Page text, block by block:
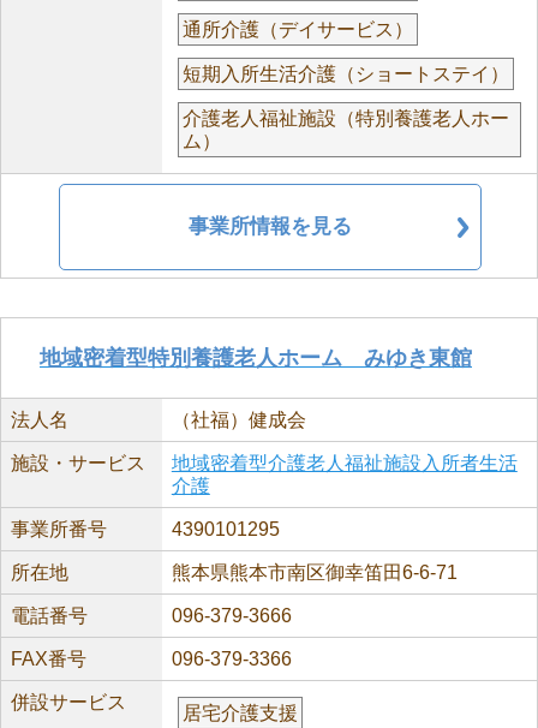
通所介護（デイサービス）
短期入所生活介護（ショートステイ）
介護老人福祉施設（特別養護老人ホー
ム）
事業所情報を見る
地域密着型特別養護老人ホーム みゆき東館
法人名 （社福）健成会
施設・サービス
地域密着型介護老人福祉施設入所者生活
介護
事業所番号 4390101295
所在地 熊本県熊本市南区御幸笛田6-6-71
電話番号 096-379-3666
FAX番号 096-379-3366
併設サービス
居宅介護支援